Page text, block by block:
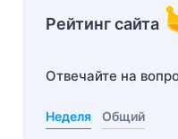
Рейтинг сайта
Отвечайте на
Неделя Общий